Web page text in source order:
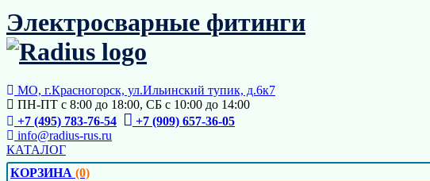
Перейти
к
содержимому
Электросварные фитинги
МО, г.Красногорск, ул.Ильинский тупик, д.6к7
ПН-ПТ с 8:00 до 18:00, СБ с 10:00 до 14:00
+7 (495) 783-76-54
+7 (909) 657-36-05
info@radius-rus.ru
КАТАЛОГ
КОРЗИНА (0)